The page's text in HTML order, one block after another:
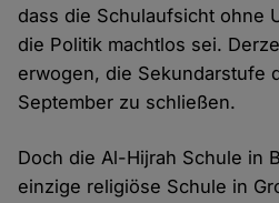
dass die Schulaufsicht ohne
die Politik machtlos sei.
erwogen, die Sekundarstufe
September zu schließen.
Doch die Al-Hijrah Schule in
einzige religiöse Schule in